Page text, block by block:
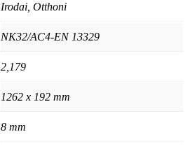
Irodai, Otthoni
NK32/AC4-EN 13329
2,179
1262 x 192 mm
8 mm